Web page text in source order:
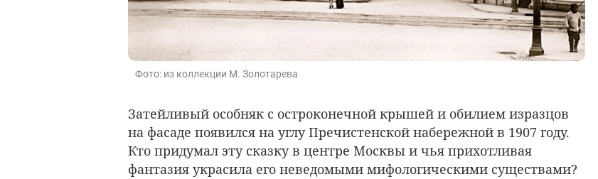
Фото: из коллекции М. Золотарева
Затейливый особняк с остроконечной крышей и обилием изразцов
на фасаде появился на углу Пречистенской набережной в 1907 году.
Кто придумал эту сказку в центре Москвы и чья прихотливая
фантазия украсила его неведомыми мифологическими существами?